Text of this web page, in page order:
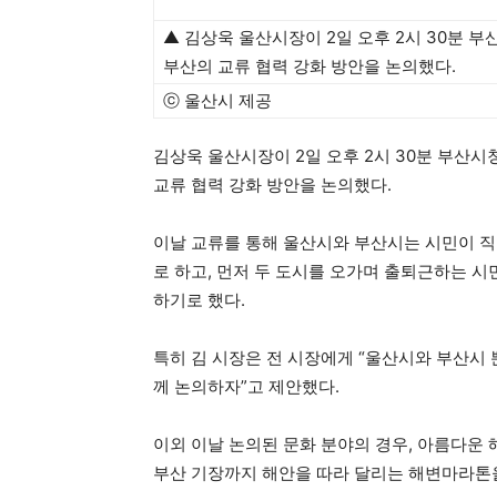
▲ 김상욱 울산시장이 2일 오후 2시 30분 부
부산의 교류 협력 강화 방안을 논의했다.
ⓒ 울산시 제공
김상욱 울산시장이 2일 오후 2시 30분 부산시
교류 협력 강화 방안을 논의했다.
이날 교류를 통해 울산시와 부산시는 시민이
로 하고, 먼저 두 도시를 오가며 출퇴근하는
하기로 했다.
특히 김 시장은 전 시장에게 “울산시와 부산
께 논의하자”고 제안했다.
이외 이날 논의된 문화 분야의 경우, 아름다운
부산 기장까지 해안을 따라 달리는 해변마라